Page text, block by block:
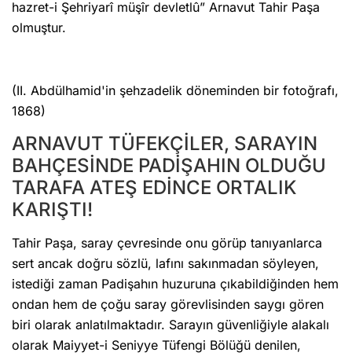
hazret-i Şehriyarî müşîr devletlû” Arnavut Tahir Paşa
olmuştur.
(II. Abdülhamid'in şehzadelik döneminden bir fotoğrafı,
1868)
ARNAVUT TÜFEKÇİLER, SARAYIN
BAHÇESİNDE PADİŞAHIN OLDUĞU
TARAFA ATEŞ EDİNCE ORTALIK
KARIŞTI!
Tahir Paşa, saray çevresinde onu görüp tanıyanlarca
sert ancak doğru sözlü, lafını sakınmadan söyleyen,
istediği zaman Padişahın huzuruna çıkabildiğinden hem
ondan hem de çoğu saray görevlisinden saygı gören
biri olarak anlatılmaktadır. Sarayın güvenliğiyle alakalı
olarak Maiyyet-i Seniyye Tüfengi Bölüğü denilen,